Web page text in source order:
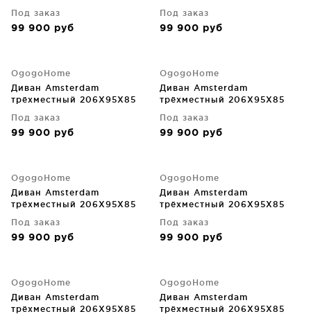
Под заказ
99 900 руб
Под заказ
99 900 руб
OgogoHome
Диван Amsterdam
трёхместный 206X95X85
Под заказ
99 900 руб
OgogoHome
Диван Amsterdam
трёхместный 206X95X85
Под заказ
99 900 руб
OgogoHome
Диван Amsterdam
трёхместный 206X95X85
Под заказ
99 900 руб
OgogoHome
Диван Amsterdam
трёхместный 206X95X85
Под заказ
99 900 руб
OgogoHome
Диван Amsterdam
трёхместный 206X95X85
OgogoHome
Диван Amsterdam
трёхместный 206X95X85